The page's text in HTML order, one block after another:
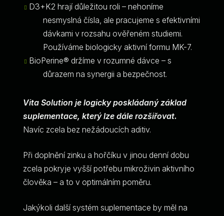
D3+K2 hrají důležitou roli – nehoníme
nesmyslná čísla, ale pracujeme s efektivními
dávkami v rozsahu ověřeném studiemi.
Používáme biologicky aktivní formu MK-7.
BioPerine® držíme v rozumné dávce – s
důrazem na synergii a bezpečnost.
Vita Solution je logicky poskládaný základ
suplementace, který lze dále rozšiřovat.
Navíc zcela bez nežádoucích aditiv.
Při doplnění zinku a hořčíku v jinou denní dobu
zcela pokryje vyšší potřebu mikroživin aktivního
člověka – a to v optimálním poměru.
Jakýkoli další systém suplementace by měl na